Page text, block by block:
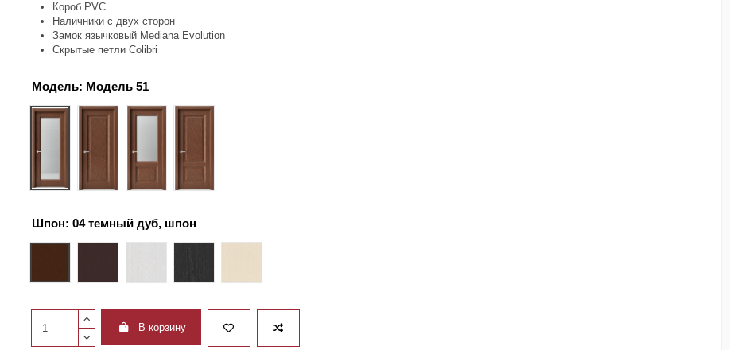
Короб PVC
Наличники с двух сторон
Замок язычковый Mediana Evolution
Скрытые петли Colibri
Модель: Модель 51
Модель 51Модель 61Модель 252Модель 262
Шпон: 04 темный дуб, шпон
В корзину